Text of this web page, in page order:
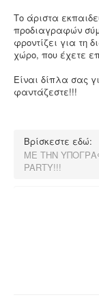
Το άριστα
προδιαγραφών
φροντίζει για τη
χώρο, που έχετε
Είναι δίπλα σας
φαντάζεστε!!!
Βρίσκεστε εδώ:
ΜΕ ΤΗΝ
PARTY!!!